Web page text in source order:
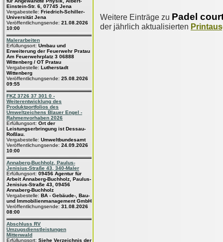
Einstein-Str. 6, 07745 Jena
Vergabestelle: Friedrich-Schiller-
Universität Jena
Veröffentlichungsende: 21.08.2026
10:00
Malerarbeiten
Erfüllungsort: Umbau und
Erweiterung der Feuerwehr Pratau
Am Feuerwehrplatz 3 06888
Wittenberg / OT Pratau
Vergabestelle: Lutherstadt
Wittenberg
Veröffentlichungsende: 25.08.2026
09:55
FKZ 3726 37 301 0 -
Weiterentwicklung des
Produktportfolios des
Umweltzeichens Blauer Engel -
Rahmenvorhaben 2026
Erfüllungsort: Ort der
Leistungserbringung ist Dessau-
Roßlau.
Vergabestelle: Umweltbundesamt
Veröffentlichungsende: 24.09.2026
10:00
Annaberg-Buchholz, Paulus-
Jenisius-Straße 43, 340-Maler
Erfüllungsort: 09456 Agentur für
Arbeit Annaberg-Buchholz, Paulus-
Jenisius-Straße 43, 09456
Annaberg-Buchholz
Vergabestelle: BA - Gebäude-, Bau-
und Immobilienmanagement GmbH
Veröffentlichungsende: 31.08.2026
08:00
Abschluss RV
Umzugsdienstleistungen
Mittenwald
Erfüllungsort: Siehe Verzeichnis der
Weitere Einträge zu Padel
der jährlich aktualisierten